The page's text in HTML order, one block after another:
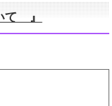
て 』